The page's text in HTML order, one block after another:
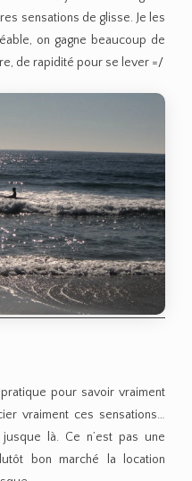
sensations de glisse. Je les
on gagne beaucoup de
de rapidité pour se lever =/
pour savoir vraiment
vraiment ces sensations…
là. Ce n’est pas une
bon marché la location